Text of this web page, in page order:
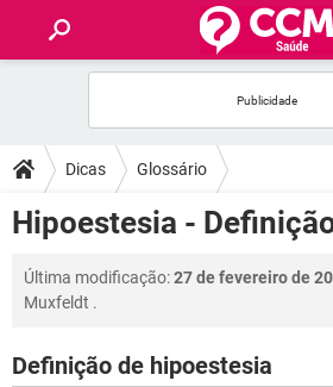
FÓRUM
SAÚDE
FAMÍLIA
Dicas Glossário
Hipoestesia -
Última modificação:27 de fevereiro de
Muxfeldt .
Definição de hipoestesia